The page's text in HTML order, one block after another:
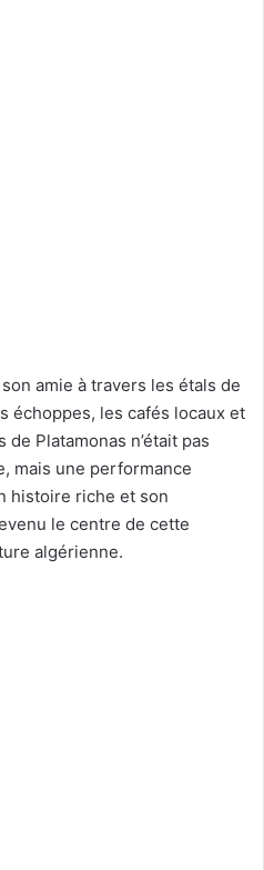
amie à travers les étals de
échoppes, les cafés locaux et
Platamonas n’était pas
mais une performance
histoire riche et son
le centre de cette
algérienne.